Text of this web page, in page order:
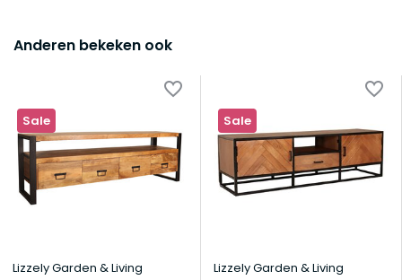
Anderen bekeken ook
Sale
Lizzely Garden & Living
Sale
Lizzely Garden & Living